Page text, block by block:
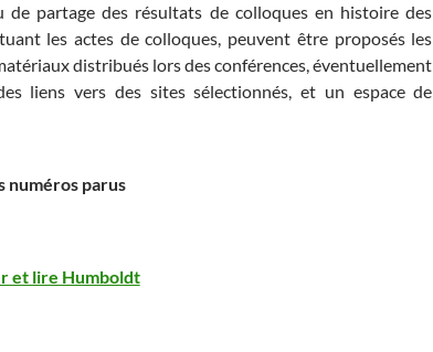
de partage des résultats de colloques en histoire des
les actes de colloques, peuvent être proposés les
distribués lors des conférences, éventuellement
liens vers des sites sélectionnés, et un espace de
numéros parus
et lire Humboldt